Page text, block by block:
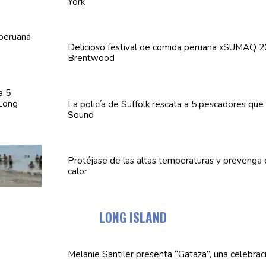
Delicioso festival de comida peruana «SUMAQ
Brentwood
La policía de Suffolk rescata a 5 pescadores
Sound
Protéjase de las altastemperaturas y prevenga
calor
LONG ISLAND
Melanie Santiler presenta“Gataza”, una